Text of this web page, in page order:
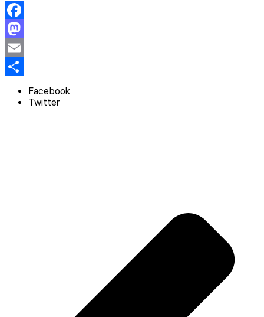
Facebook
Mastodon
Email
Share
Facebook
Twitter